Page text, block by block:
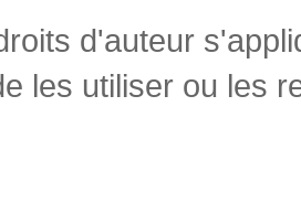
d'auteur
les utiliser ou les